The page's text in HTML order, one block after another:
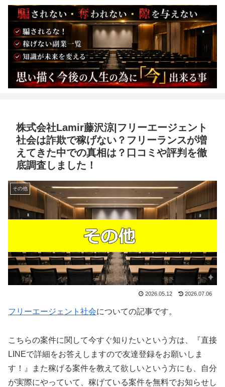
株式会社Lamir藤沢涼|フリーエージェント
社会は詐欺で稼げない？フリーランスが増
えてきた中での真相は？口コミや評判を徹
底調査しました！
その他
2026.05.12 2026.07.06
フリーエージェント社会についての記事です。
こちらの案件に関して今すぐ知りたいという方は、
『直接
LINEで詳細をお答えしますので友達登録をお願いしま
す！』
また稼げる案件を教えて欲しいという方にも、自分
が実際にやっていて、稼げている案件を無料でお知らせし